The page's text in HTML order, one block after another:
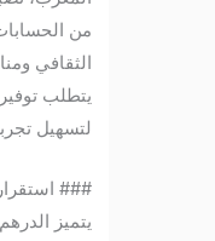
من الحسابات
الثقافي
يتطلب توفير
لتسهيل تجربة
### استقرار
يتميز الدرهم